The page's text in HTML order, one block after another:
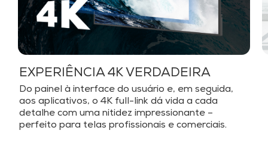
EXPERIÊNCIA 4K VERDADEIRA
Do painel à interface do usuário e, em seguida,
aos aplicativos, o 4K full-link dá vida a cada
detalhe com uma nitidez impressionante –
perfeito para telas profissionais e comerciais.